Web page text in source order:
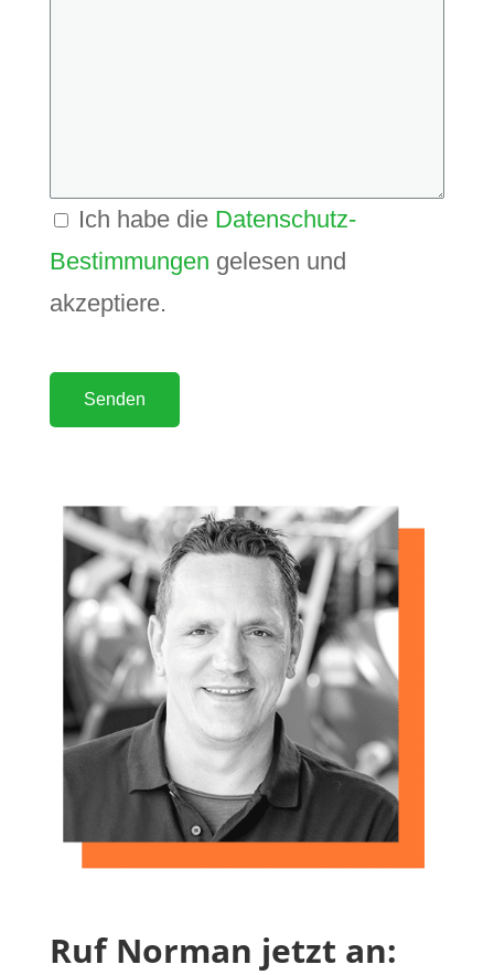
Ich habe die Datenschutz-
Bestimmungen gelesen und
akzeptiere.
Ruf Norman jetzt an: